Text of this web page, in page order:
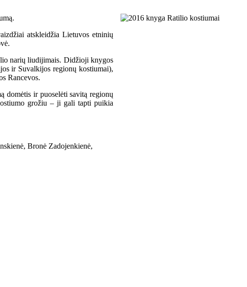
atskleidžia Lietuvos etninių
narių liudijimais. Didžioji knygos
ir Suvalkijos regionų kostiumai),
Rancevos.
domėtis ir puoselėti savitą regionų
grožiu – ji gali tapti puikia
Bronė Zadojenkienė,